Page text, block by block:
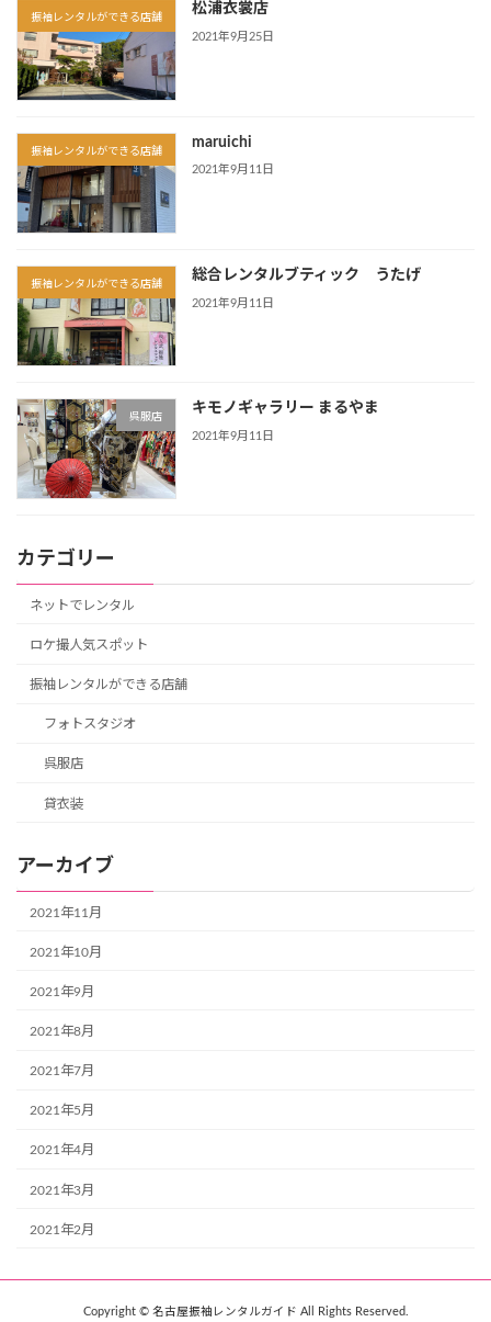
振袖レンタルができる店舗
松浦衣裳店
2021年9月25日
振袖レンタルができる店舗
maruichi
2021年9月11日
振袖レンタルができる店舗
総合レンタルブティック うたげ
2021年9月11日
呉服店
キモノギャラリー まるやま
2021年9月11日
カテゴリー
ネットでレンタル
ロケ撮人気スポット
振袖レンタルができる店舗
フォトスタジオ
呉服店
貸衣装
アーカイブ
2021年11月
2021年10月
2021年9月
2021年8月
2021年7月
2021年5月
2021年4月
2021年3月
2021年2月
Copyright © 名古屋振袖レンタルガイド All Rights Reserved.